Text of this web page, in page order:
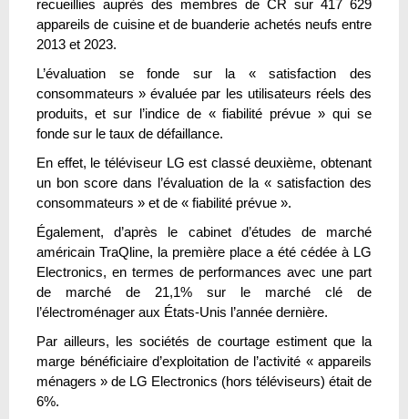
recueillies auprès des membres de CR sur 417 629
appareils de cuisine et de buanderie achetés neufs entre
2013 et 2023.
L’évaluation se fonde sur la « satisfaction des
consommateurs » évaluée par les utilisateurs réels des
produits, et sur l’indice de « fiabilité prévue » qui se
fonde sur le taux de défaillance.
En effet, le téléviseur LG est classé deuxième, obtenant
un bon score dans l’évaluation de la « satisfaction des
consommateurs » et de « fiabilité prévue ».
Également, d’après le cabinet d’études de marché
américain TraQline, la première place a été cédée à LG
Electronics, en termes de performances avec une part
de marché de 21,1% sur le marché clé de
l’électroménager aux États-Unis l’année dernière.
Par ailleurs, les sociétés de courtage estiment que la
marge bénéficiaire d’exploitation de l’activité « appareils
ménagers » de LG Electronics (hors téléviseurs) était de
6%.